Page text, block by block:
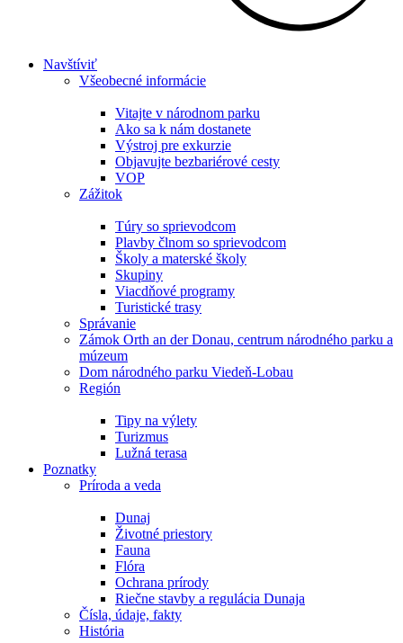
Navštíviť
Všeobecné informácie
Vitajte v národnom parku
Ako sa k nám dostanete
Výstroj pre exkurzie
Objavujte bezbariérové cesty
VOP
Zážitok
Túry so sprievodcom
Plavby člnom so sprievodcom
Školy a materské školy
Skupiny
Viacdňové programy
Turistické trasy
Správanie
Zámok Orth an der Donau, centrum národného parku a
múzeum
Dom národného parku Viedeň-Lobau
Región
Tipy na výlety
Turizmus
Lužná terasa
Poznatky
Príroda a veda
Dunaj
Životné priestory
Fauna
Flóra
Ochrana prírody
Riečne stavby a regulácia Dunaja
Čísla, údaje, fakty
História